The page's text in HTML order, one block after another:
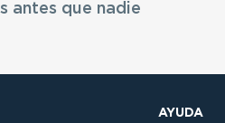
antes que nadie
AYUDA